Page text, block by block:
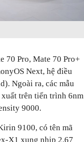
70 Pro, Mate 70 Pro+
Next, hệ điều
Ngoài ra, các mẫu
trên tiến trình 6nm
9000.
9100, có tên mã
X1 xung nhịp 2.67